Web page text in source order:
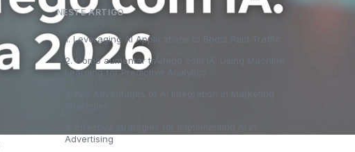
NESTE ARTIGO
1. Leveraging AI Applications to Boost Paid Traffic
2. Como aumentar trÃ¡fego com IA: Using Machine
Learning for Predictive Analytics
3. Key Advantages of AI Integration in Marketing
4. Effective Strategies for Implementing AI in
Advertising